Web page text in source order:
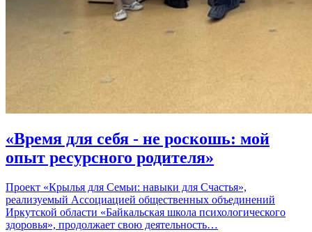
«Время для себя - не роскошь: мой
опыт ресурсного родителя»
Проект «Крылья для Семьи: навыки для Счастья»,
реализуемый Ассоциацией общественных объединений
Иркутской области «Байкальская школа психологического
здоровья», продолжает свою деятельность…